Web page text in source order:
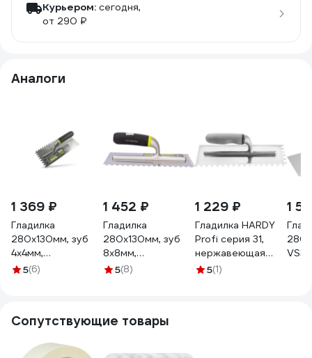
Курьером: сегодня,
от 290 ₽
Аналоги
1 369 ₽
Гладилка
280х130мм, зуб
4х4мм,
нержавеющая
5(6)
1 452 ₽
Гладилка
280х130мм, зуб
8х8мм,
нержавеющая
5(8)
1 229 ₽
Гладилка HARDY
Profi серия 31,
нержавеющая
сталь, 2K, 28x10
5(1)
1
Сопутствующие товары